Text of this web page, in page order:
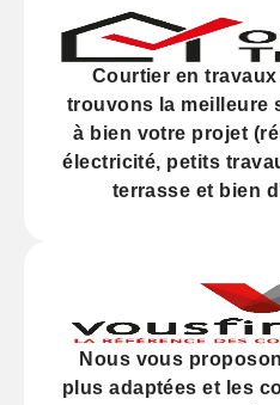
Courtier en
trouvons la meilleure
à bien votre projet (
électricité, petits
terrasse et bien
Nous vous
plus adaptées et les